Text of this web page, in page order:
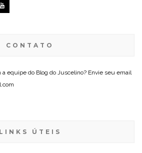
CONTATO
equipe do Blog do Juscelino? Envie seu email
LINKS ÚTEIS